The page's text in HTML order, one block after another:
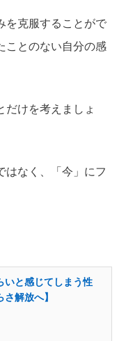
を克服することがで
ことのない自分の感
だけを考えましょ
はなく、「今」にフ
いと感じてしまう性
解放へ】